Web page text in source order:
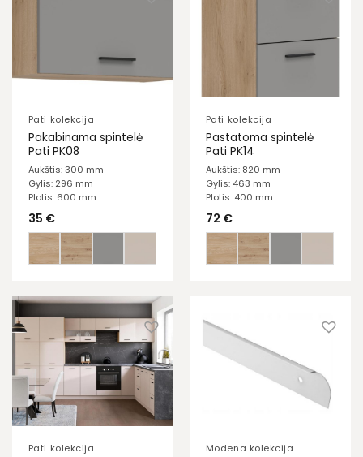
Pati kolekcija
Pakabinama spintelė
Pati PK08
Aukštis: 300 mm
Gylis: 296 mm
Plotis: 600 mm
35 €
Pati kolekcija
Pastatoma spintelė
Pati PK14
Aukštis: 820 mm
Gylis: 463 mm
Plotis: 400 mm
72 €
Pati kolekcija Modena kolekcija